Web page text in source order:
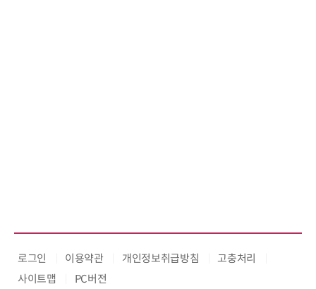
로그인 이용약관 개인정보취급방침
고충처리
사이트맵
PC버전